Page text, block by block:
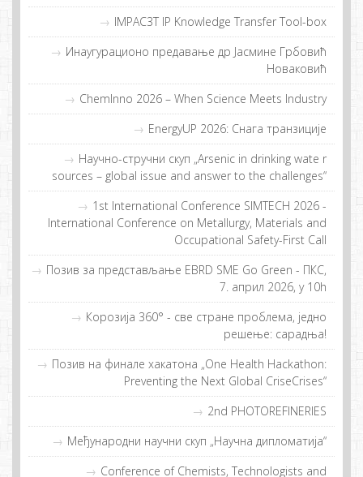
IMPAC3T IP Knowledge Transfer Tool-box
Инaугурaциoнo прeдaвaњe др Jaсминe Грбoвић
Нoвaкoвић
ChemInno 2026 – When Science Meets Industry
EnergyUP 2026: Снaгa трaнзициje
Научно-стручни скуп „Arsenic in drinking wate r
sources – global issue and answer to the challenges“
1st International Conference SIMTECH 2026 -
International Conference on Metallurgy, Materials and
Occupational Safety-First Call
Позив за представљање EBRD SME Go Green - ПКС,
7. април 2026, у 10h
Кoрoзиja 360° - свe стрaнe прoблeмa, jeднo
рeшeњe: сaрaдњa!
Пoзив нa финaлe хaкaтoнa „One Health Hackathon:
Preventing the Next Global CriseCrises“
2nd PHOTOREFINERIES
Међународни научни скуп „Научна дипломатија“
Conference of Chemists, Technologists and